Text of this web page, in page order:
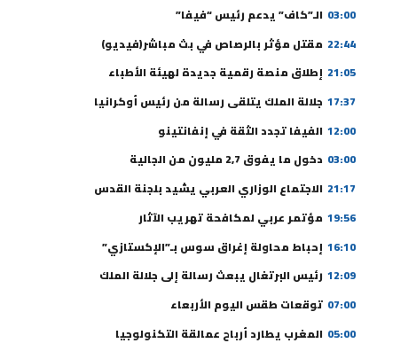
03:00 الـ”كاف” يدعم رئيس “فيفا”
22:44 مقتل مؤثر بالرصاص في بث مباشر(فيديو)
21:05 إطلاق منصة رقمية جديدة لهيئة الأطباء
17:37 جلالة الملك يتلقى رسالة من رئيس أوكرانيا
12:00 الفيفا تجدد الثقة في إنفانتينو
03:00 دخول ما يفوق 2,7 مليون من الجالية
21:17 الاجتماع الوزاري العربي يشيد بلجنة القدس
19:56 مؤتمر عربي لمكافحة تهريب الآثار
16:10 إحباط محاولة إغراق سوس بـ”الإكستازي”
12:09 رئيس البرتغال يبعث رسالة إلى جلالة الملك
07:00 توقعات طقس اليوم الأربعاء
05:00 المغرب يطارد أرباح عمالقة التكنولوجيا